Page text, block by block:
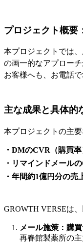
プロジェクト概要
本プロジェクトでは
の画一的なアプロー
お客様へも、お電話
主な成果と具体的
本プロジェクトの主
・DMのCVR（購買
・リマインドメール
・年間約1億円分の売
GROWTH VERSEは
メール施策：購
再春館製薬所の